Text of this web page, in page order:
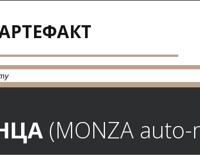
(MONZA auto-